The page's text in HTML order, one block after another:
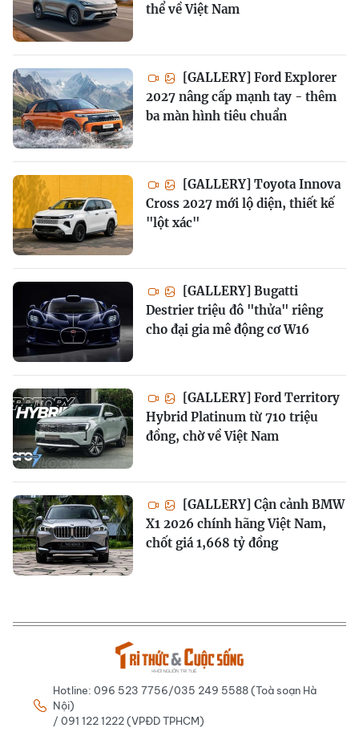
thể về Việt Nam
[GALLERY] Ford Explorer
2027 nâng cấp mạnh tay - thêm
ba màn hình tiêu chuẩn
[GALLERY] Toyota Innova
Cross 2027 mới lộ diện, thiết kế
"lột xác"
[GALLERY] Bugatti
Destrier triệu đô "thửa" riêng
cho đại gia mê động cơ W16
[GALLERY] Ford Territory
Hybrid Platinum từ 710 triệu
đồng, chờ về Việt Nam
[GALLERY] Cận cảnh BMW
X1 2026 chính hãng Việt Nam,
chốt giá 1,668 tỷ đồng
Hotline: 096 523 7756/035 249 5588 (Toà soạn Hà
Nội)
/ 091 122 1222 (VPĐD TPHCM)